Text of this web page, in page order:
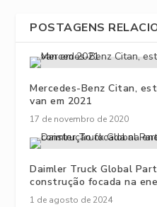
POSTAGENS
Mercedes-Benz Citan,
van em 2021
17 de novembro de 2020
Daimler Truck Global
construção focada na
1 de agosto de 2024